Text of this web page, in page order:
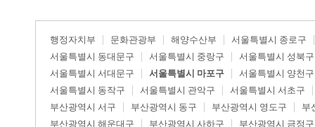
행정자치부 문화관광부 해양수산부
서울특별시 종로구
서울특별시 동대문구
서울특별시 중랑구
서울특별시 성북구
서울특별시 서대문구
서울특별시 마포구
서울특별시 양천구
서울특별시 동작구
서울특별시 관악구
서울특별시 서초구
부산광역시 서구
부산광역시 동구 부산광역시 영도구
부
부산광역시 해운대구
부산광역시 사하구
부산광역시 금정구